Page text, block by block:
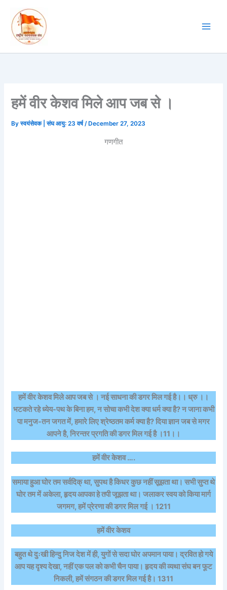
content
हमें वीर केशव मिले आप जब से ।
Byस्वयंसेवक | संघ आयु: 23 वर्ष/ December 27, 2023
गणगीत
हमें वीर केशव मिले आप जब से । नई साधना की डगर मिल गई है।। ध्रु ।।
भटकते रहे ध्येय-पथ के बिना हम, न सोचा कभी देश क्या धर्म क्या है? न जाना कभी
पा मनुज-तन जगत में, हमारे लिए श्रेष्ठतम कर्म क्या है? दिया ज्ञान जब से मगर
आपने है, निरन्तर प्रगति की डगर मिल गई है ।11।।
हमें वीर केशव ….
समाया हुआ घोर तम सर्वदिक् था, सुपथ है किधर कुछ नहीं सूझता था। सभी सुप्त थे
घोर तम में अकेला, हृदय आपका हे तपी जूझता था। जलाकर स्वय को किया मार्ग
जगमग, हमें प्रेरणा की डगर मिल गई । 1211
हमें वीर केशव
बहुत थे दुःखी हिन्दु निज देश में ही, युगों से सदा घोर अपमान पाया। द्रवित हो गये
आप यह दृश्य देखा, नहीं एक पल को कभी चैन पाया। हृदय की व्यथा संघ बन फूट
निकली, हमें संगठन की डगर मिल गई है। 1311